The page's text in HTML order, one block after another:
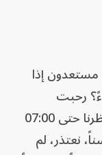
إذا
الساعة 06:00 مساءً؟ رحبت
بالفكرة، لكننا جلسنا ننتظر وننتظر. انتظرنا حتى 07:00
نعتذر، لم